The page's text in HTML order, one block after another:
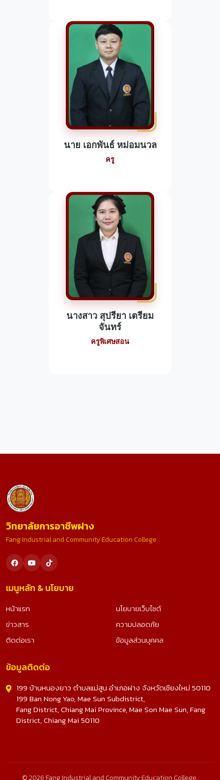
นาย เอกพันธ์ หม่อมนวล
ครู
นางสาว สุปรียา เตรียม
จันทร์
ครูพิเศษสอน
วิทยาลัยการอาชีพฝาง
Fang Industrial and Community Education College
เมนูหลัก & นโยบาย
หน้าแรก
ข่าวสาร
ติดต่อเรา
นโยบายเว็บไซต์
ความปลอดภัย
ข้อมูลส่วนบุคคล
ข้อมูลติดต่อ
199 บ้านหนองยาว ตำบลแม่สูน อำเภอฝาง จังหวัดเชียงใหม่ 50110
199 Ban Nong Yao, Mae Sun Subdistrict,
Fang District, Chiang Mai Province, Mae Son Mae Sun, Fang
District, Chiang Mai 50110
© 2026 Fang Industrial and Community Education College.